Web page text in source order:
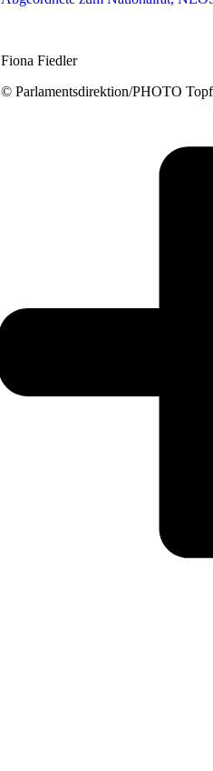
Fiona Fiedler
© Parlamentsdirektion/PHOTO Topf